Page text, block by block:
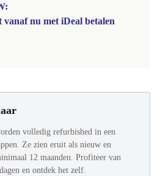
vanaf nu met iDeal betalen
volledig refurbished in een
Ze zien eruit als nieuw en
12 maanden. Profiteer van
en ontdek het zelf.